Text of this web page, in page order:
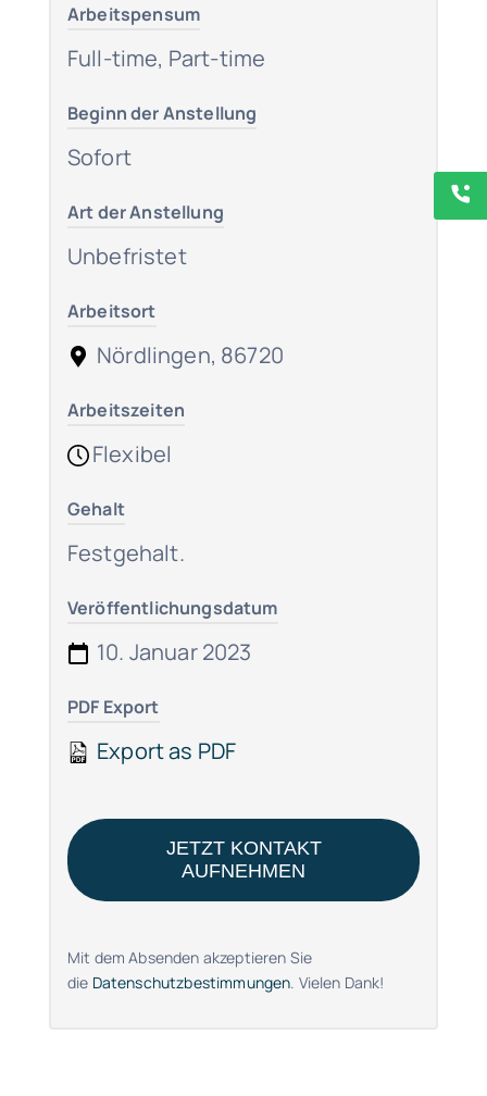
Arbeitspensum
Full-time, Part-time
Beginn der Anstellung
Sofort
Art der Anstellung
Unbefristet
Arbeitsort
Nördlingen, 86720
Arbeitszeiten
Flexibel
Gehalt
Festgehalt.
Veröffentlichungsdatum
10. Januar 2023
PDF Export
Export as PDF
JETZT KONTAKT
AUFNEHMEN
Mit dem Absenden akzeptieren Sie
die Datenschutzbestimmungen. Vielen Dank!